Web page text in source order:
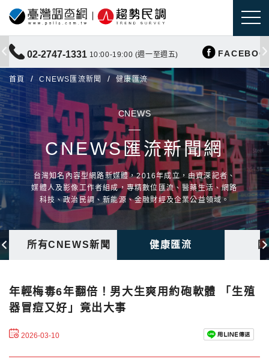
02-2747-1331 10:00-19:00 (週一至週五)
首頁 CNEWS匯流新聞 健康匯流
CNEWS
CNEWS匯流新聞網
台灣知名內容型網路新媒體，2016年成立，由資深記者、
媒體人及影像工作者組成，專精數位匯流、醫藥生活、網路
科技、政治民調、新能源、金融財經及企業公益領域。
所有CNEWS新聞 健康匯流
年輕梅毒6年翻倍！男大生爽用約砲軟體 「生殖
器冒痘又好」竟出大事
2026-03-10